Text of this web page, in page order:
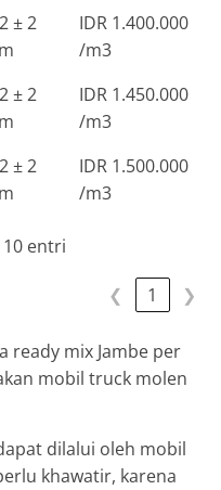
± 2
IDR 1.400.000
/m3
± 2
IDR 1.450.000
/m3
± 2
IDR 1.500.000
/m3
entri
❮ 1 ❯
ready mix Jambe per
mobil truck molen
dilalui oleh mobil
khawatir, karena